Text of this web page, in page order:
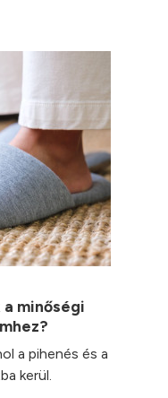
minőségi
a pihenés és a
kerül.